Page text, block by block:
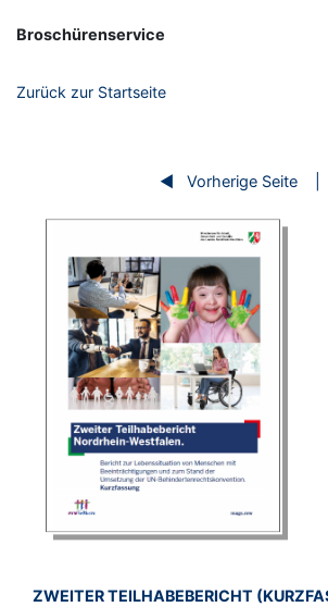
Broschürenservice
Zurück zur Startseite
Vorherige Seite
BROSCHÜRE:
ZWEITER TEILHABEBERICHT